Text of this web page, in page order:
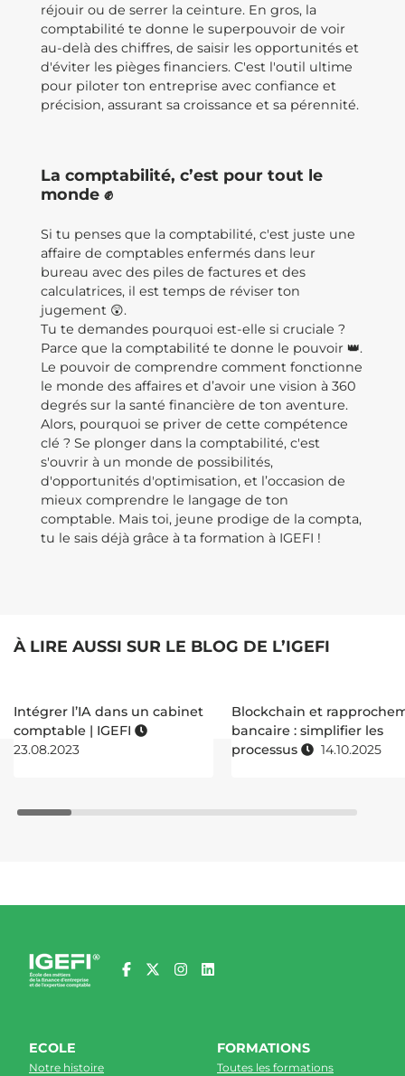
réjouir ou de serrer la ceinture. En gros, la
comptabilité te donne le superpouvoir de voir
au-delà des chiffres, de saisir les opportunités et
d'éviter les pièges financiers. C'est l'outil ultime
pour piloter ton entreprise avec confiance et
précision, assurant sa croissance et sa pérennité.
La comptabilité, c’est pour tout le
monde ✊
Si tu penses que la comptabilité, c'est juste une
affaire de comptables enfermés dans leur
bureau avec des piles de factures et des
calculatrices, il est temps de réviser ton
jugement 😲.
Tu te demandes pourquoi est-elle si cruciale ?
Parce que la comptabilité te donne le pouvoir 👑.
Le pouvoir de comprendre comment fonctionne
le monde des affaires et d’avoir une vision à 360
degrés sur la santé financière de ton aventure.
Alors, pourquoi se priver de cette compétence
clé ? Se plonger dans la comptabilité, c'est
s'ouvrir à un monde de possibilités,
d'opportunités d'optimisation, et l’occasion de
mieux comprendre le langage de ton
comptable. Mais toi, jeune prodige de la compta,
tu le sais déjà grâce à ta formation à IGEFI !
À LIRE AUSSI SUR LE BLOG DE L’IGEFI
Intégrer l’IA dans un cabinet
comptable | IGEFI
23.08.2023
Blockchain et
bancaire : simplifier les
processus
14.10.2025
ECOLE
Notre histoire
FORMATIONS
Toutes les formations